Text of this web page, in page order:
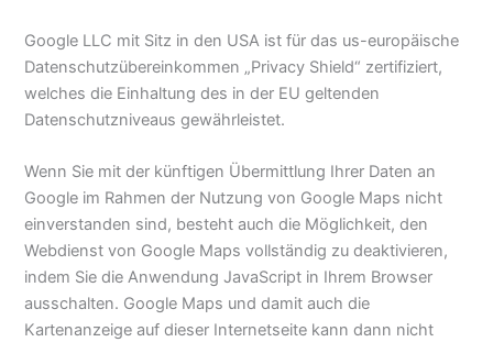
Google LLC mit Sitz in den USA ist für das us-europäische
Datenschutzübereinkommen „Privacy Shield“ zertifiziert,
welches die Einhaltung des in der EU geltenden
Datenschutzniveaus gewährleistet.
Wenn Sie mit der künftigen Übermittlung Ihrer Daten an
Google im Rahmen der Nutzung von Google Maps nicht
einverstanden sind, besteht auch die Möglichkeit, den
Webdienst von Google Maps vollständig zu deaktivieren,
indem Sie die Anwendung JavaScript in Ihrem Browser
ausschalten. Google Maps und damit auch die
Kartenanzeige auf dieser Internetseite kann dann nicht